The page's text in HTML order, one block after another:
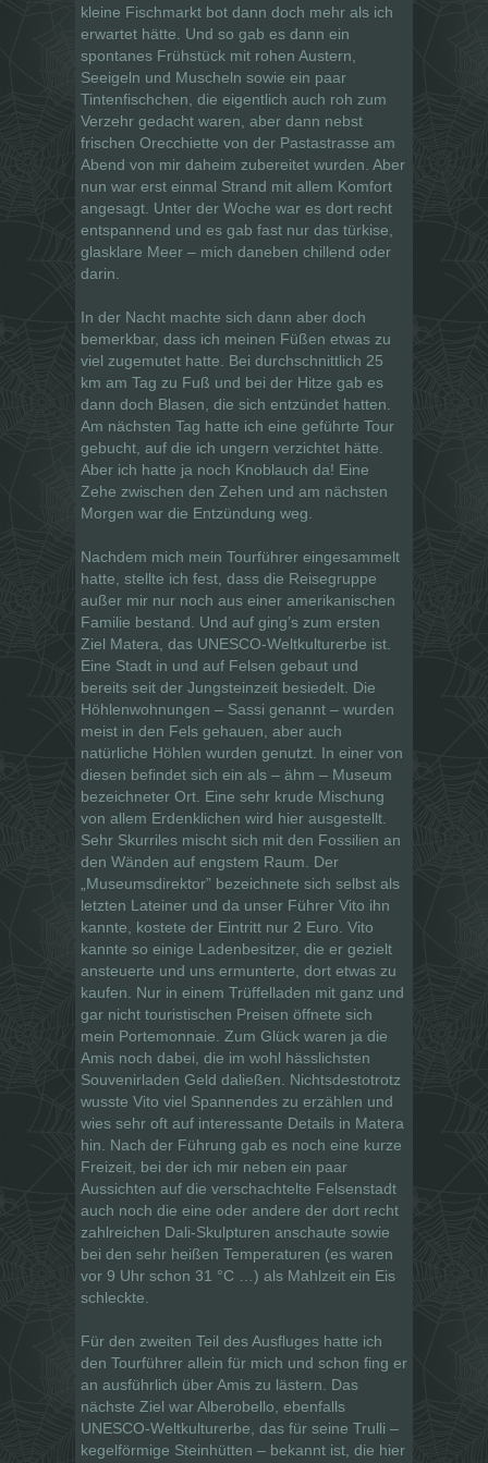
kleine Fischmarkt bot dann doch mehr als ich
erwartet hätte. Und so gab es dann ein
spontanes Frühstück mit rohen Austern,
Seeigeln und Muscheln sowie ein paar
Tintenfischchen, die eigentlich auch roh zum
Verzehr gedacht waren, aber dann nebst
frischen Orecchiette von der Pastastrasse am
Abend von mir daheim zubereitet wurden. Aber
nun war erst einmal Strand mit allem Komfort
angesagt. Unter der Woche war es dort recht
entspannend und es gab fast nur das türkise,
glasklare Meer – mich daneben chillend oder
darin.
In der Nacht machte sich dann aber doch
bemerkbar, dass ich meinen Füßen etwas zu
viel zugemutet hatte. Bei durchschnittlich 25
km am Tag zu Fuß und bei der Hitze gab es
dann doch Blasen, die sich entzündet hatten.
Am nächsten Tag hatte ich eine geführte Tour
gebucht, auf die ich ungern verzichtet hätte.
Aber ich hatte ja noch Knoblauch da! Eine
Zehe zwischen den Zehen und am nächsten
Morgen war die Entzündung weg.
Nachdem mich mein Tourführer eingesammelt
hatte, stellte ich fest, dass die Reisegruppe
außer mir nur noch aus einer amerikanischen
Familie bestand. Und auf ging’s zum ersten
Ziel Matera, das UNESCO-Weltkulturerbe ist.
Eine Stadt in und auf Felsen gebaut und
bereits seit der Jungsteinzeit besiedelt. Die
Höhlenwohnungen – Sassi genannt – wurden
meist in den Fels gehauen, aber auch
natürliche Höhlen wurden genutzt. In einer von
diesen befindet sich ein als – ähm – Museum
bezeichneter Ort. Eine sehr krude Mischung
von allem Erdenklichen wird hier ausgestellt.
Sehr Skurriles mischt sich mit den Fossilien an
den Wänden auf engstem Raum. Der
„Museumsdirektor” bezeichnete sich selbst als
letzten Lateiner und da unser Führer Vito ihn
kannte, kostete der Eintritt nur 2 Euro. Vito
kannte so einige Ladenbesitzer, die er gezielt
ansteuerte und uns ermunterte, dort etwas zu
kaufen. Nur in einem Trüffelladen mit ganz und
gar nicht touristischen Preisen öffnete sich
mein Portemonnaie. Zum Glück waren ja die
Amis noch dabei, die im wohl hässlichsten
Souvenirladen Geld daließen. Nichtsdestotrotz
wusste Vito viel Spannendes zu erzählen und
wies sehr oft auf interessante Details in Matera
hin. Nach der Führung gab es noch eine kurze
Freizeit, bei der ich mir neben ein paar
Aussichten auf die verschachtelte Felsenstadt
auch noch die eine oder andere der dort recht
zahlreichen Dali-Skulpturen anschaute sowie
bei den sehr heißen Temperaturen (es waren
vor 9 Uhr schon 31 °C …) als Mahlzeit ein Eis
schleckte.
Für den zweiten Teil des Ausfluges hatte ich
den Tourführer allein für mich und schon fing er
an ausführlich über Amis zu lästern. Das
nächste Ziel war Alberobello, ebenfalls
UNESCO-Weltkulturerbe, das für seine Trulli –
kegelförmige Steinhütten – bekannt ist, die hier